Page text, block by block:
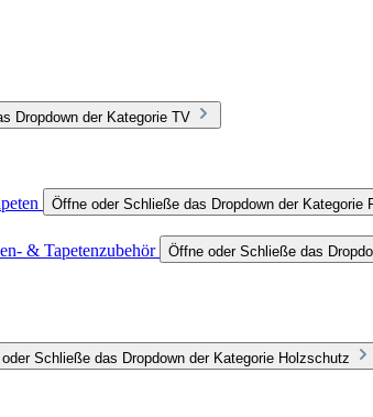
Dropdown der Kategorie TV
Öffne oder Schließe das Dropdown der Kategorie
& Tapetenzubehör Öffne oder Schließe das
Schließe das Dropdown der Kategorie Holzschutz